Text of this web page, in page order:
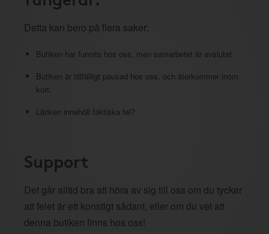
Detta kan bero på flera saker:
Butiken har funnits hos oss, men samarbetet är avslutat
Butiken är tillfälligt pausad hos oss, och återkommer inom
kort.
Länken innehöll faktiska fel?
Support
Det går alltid bra att höra av sig till oss om du tycker
att felet är ett konstigt sådant, eller om du vet att
denna butiken finns hos oss!